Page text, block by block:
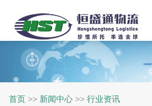
首页 >> 新闻中心 >> 行业资讯